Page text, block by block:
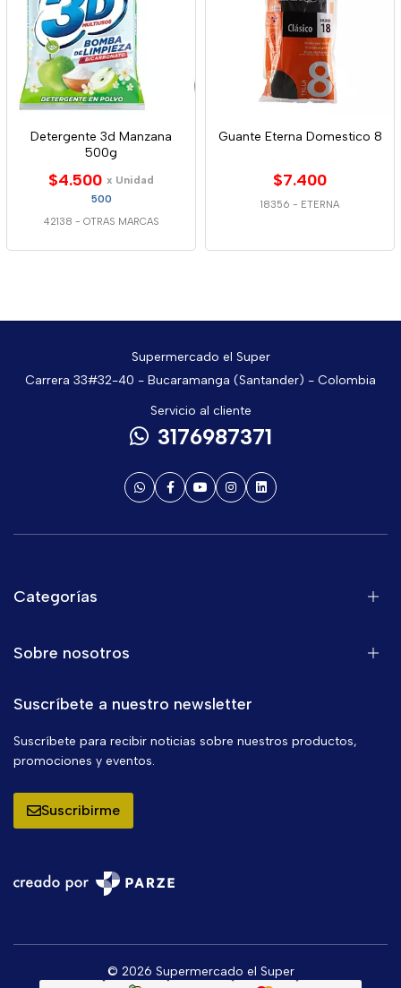
Detergente 3d Manzana
500g
$4.500 x Unidad
500
42138 - OTRAS MARCAS
Guante Eterna Domestico 8
$7.400
18356 - ETERNA
Supermercado el Super
Carrera 33#32-40 - Bucaramanga (Santander) - Colombia
Servicio al cliente
3176987371
Categorías
Sobre nosotros
Suscríbete a nuestro newsletter
Suscríbete para recibir noticias sobre nuestros productos,
promociones y eventos.
Suscribirme
© 2026 Supermercado el Super